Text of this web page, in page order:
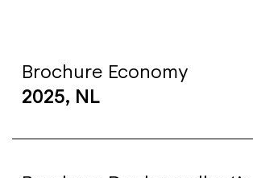
Brochure Economy
2025, NL